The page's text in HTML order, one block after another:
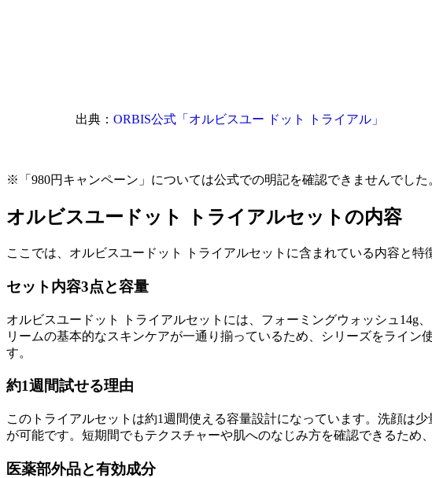
出典： ORBIS公式「オルビスユー ドット トライアル」
※「980円キャンペーン」については公式での明記を確認できませんでし
オルビスユードット トライアルセットの内容
ここでは、オルビスユードット トライアルセットに含まれている内容と
セット内容3点と容量
オルビスユードット トライアルセットには、フォーミングウォッシュ14g
リームの基本的なスキンケアが一通り揃っているため、シリーズをライ
す。
約1週間試せる理由
このトライアルセットは約1週間使える容量設計になっています。洗顔は
が可能です。短期間でもテクスチャーや肌へのなじみ方を確認できるため
医薬部外品と有効成分